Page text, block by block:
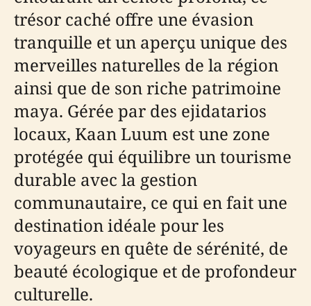
trésor caché offre une évasion
tranquille et un aperçu unique des
merveilles naturelles de la région
ainsi que de son riche patrimoine
maya. Gérée par des ejidatarios
locaux, Kaan Luum est une zone
protégée qui équilibre un tourisme
durable avec la gestion
communautaire, ce qui en fait une
destination idéale pour les
voyageurs en quête de sérénité, de
beauté écologique et de profondeur
culturelle.